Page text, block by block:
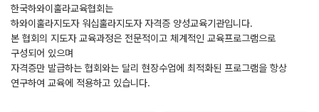
한국하와이훌라교육협회는
하와이훌라지도자 워십훌라지도자 자격증 양성교육기관입니다.
본 협회의 지도자 교육과정은 전문적이고 체계적인 교육프로그램으로
구성되어 있으며
자격증만 발급하는 협회와는 달리 현장수업에 최적화된 프로그램을 항상
연구하여 교육에 적용하고 있습니다.